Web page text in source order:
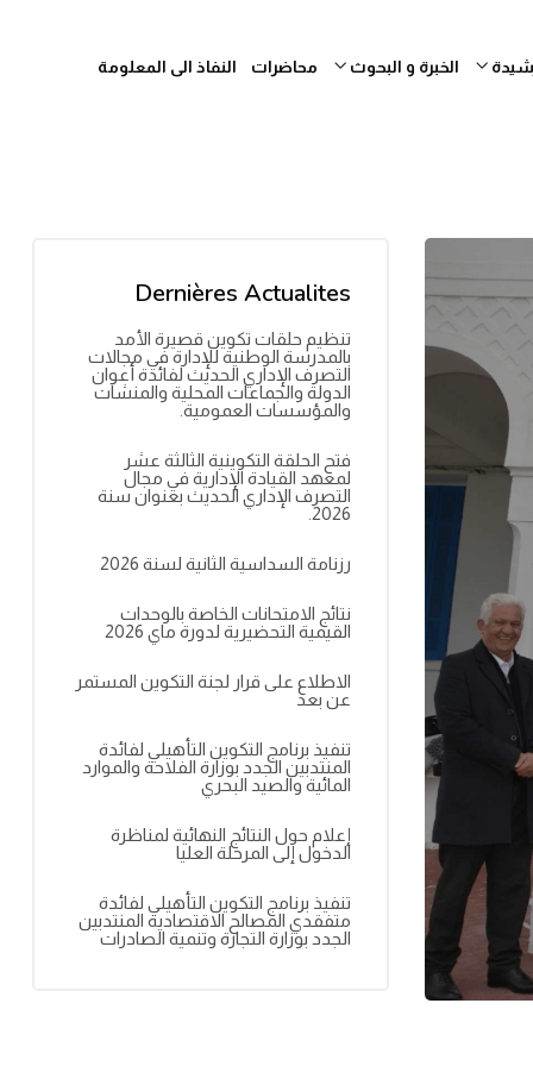
الخبرة و البحوث محاضرات
النفاذ الى المعلومة
Dernières Actualites
تنظيم حلقات تكوين قصيرة الأمد
بالمدرسة الوطنية للإدارة في مجالات
التصرف الإداري الحديث لفائدة أعوان
الدولة والجماعات المحلية والمنشآت
والمؤسسات العمومية.
فتح الحلقة التكوينية الثالثة عشر
لمعهد القيادة الإدارية في مجال
التصرف الإداري الحديث بعنوان سنة
2026.
رزنامة السداسية الثانية لسنة 2026
نتائج الامتحانات الخاصة بالوحدات
القيمية التحضيرية لدورة ماي 2026
الاطلاع على قرار لجنة التكوين المستمر
عن بعد
تنفيذ برنامج التكوين التأهيلي لفائدة
المنتدبين الجدد بوزارة الفلاحة والموارد
المائية والصيد البحري
إعلام حول النتائج النهائية لمناظرة
الدخول إلى المرحلة العليا
تنفيذ برنامج التكوين التأهيلي لفائدة
متفقدي المصالح الاقتصادية المنتدبين
الجدد بوزارة التجارة وتنمية الصادرات